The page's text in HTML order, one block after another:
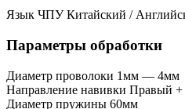
Язык ЧПУ Китайский /
Параметры обработки
Диаметр проволоки 1мм — 4мм
Направление навивки Правый
Диаметр пружины 60мм